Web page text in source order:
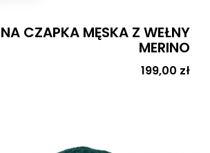
CZAPKA MĘSKA Z WEŁNY
MERINO
Cena
199,00 zł